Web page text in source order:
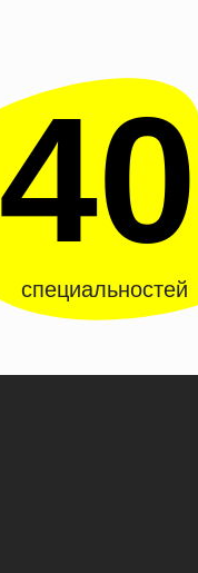
40
специальностей